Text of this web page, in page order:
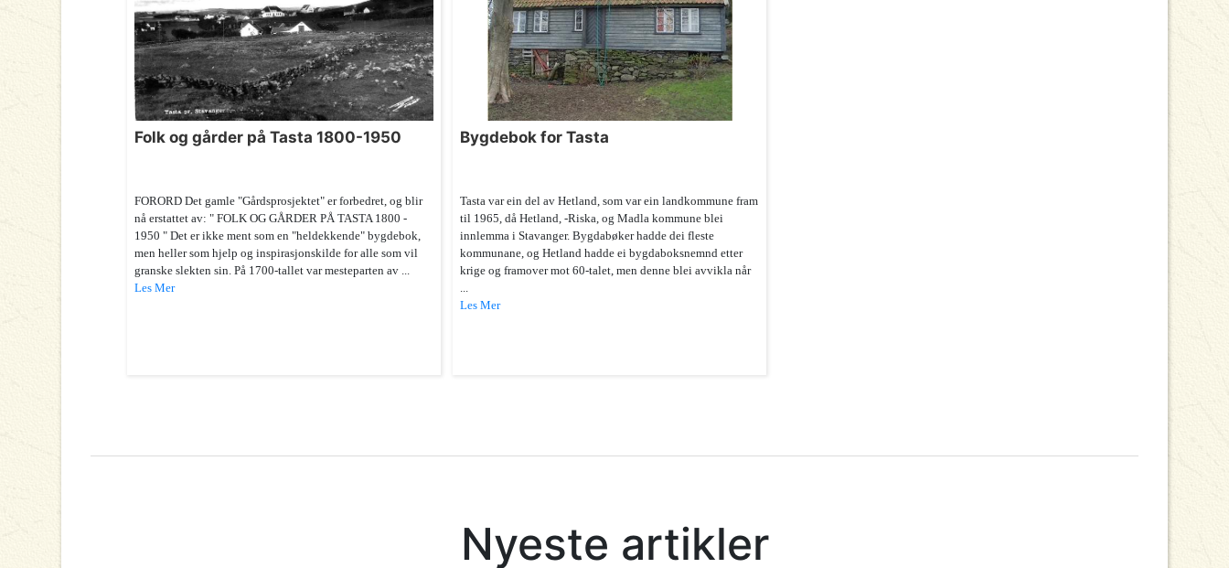
Folk og gårder på Tasta 1800-1950
FORORD Det gamle "Gårdsprosjektet" er forbedret, og blir
nå erstattet av: " FOLK OG GÅRDER PÅ TASTA 1800 -
1950 " Det er ikke ment som en "heldekkende" bygdebok,
men heller som hjelp og inspirasjonskilde for alle som vil
granske slekten sin. På 1700-tallet var mesteparten av ...
Les Mer
Bygdebok for Tasta
Tasta var ein del av Hetland, som var ein landkommune fram
til 1965, då Hetland, -Riska, og Madla kommune blei
innlemma i Stavanger. Bygdabøker hadde dei fleste
kommunane, og Hetland hadde ei bygdaboksnemnd etter
krige og framover mot 60-talet, men denne blei avvikla når
Les Mer
Nyeste artikler